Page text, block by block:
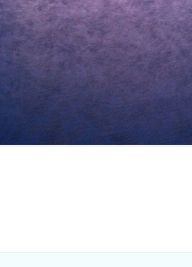
コ
ツ